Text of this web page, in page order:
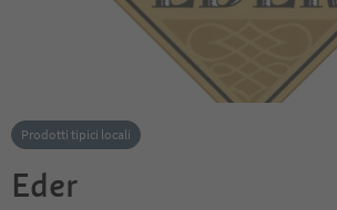
Prodotti tipici locali
Eder